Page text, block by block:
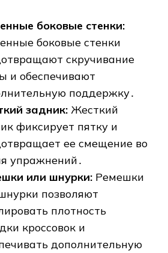
боковые стенки:
боковые стенки
скручивание
и обеспечивают
поддержку․
задник: Жесткий
фиксирует пятку и
ее смещение во
упражнений․
или шнурки: Ремешки
позволяют
плотность
кроссовок и
дополнительную